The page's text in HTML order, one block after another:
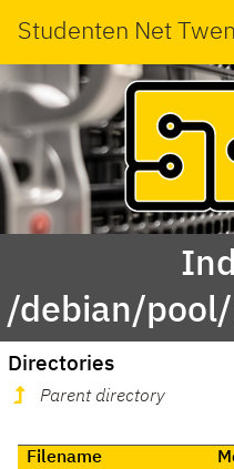
Studenten Net
/debian/
Directories
Parent directory
Filename